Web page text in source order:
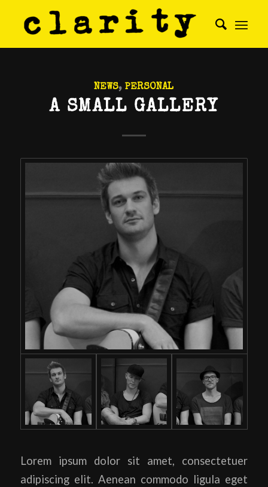
NEWS,PERSONAL
A SMALL GALLERY
Lorem ipsum dolor sit amet, consectetuer
adipiscing elit. Aenean commodo ligula eget